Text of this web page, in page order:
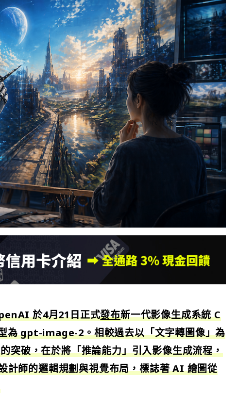
於4月21日正式發布新一代影像生成系統 C
gpt-image-2。相較過去以「文字轉圖像」為
突破，在於將「推論能力」引入影像生成流程，
計師的邏輯規劃與視覺布局，標誌著 AI 繪圖從